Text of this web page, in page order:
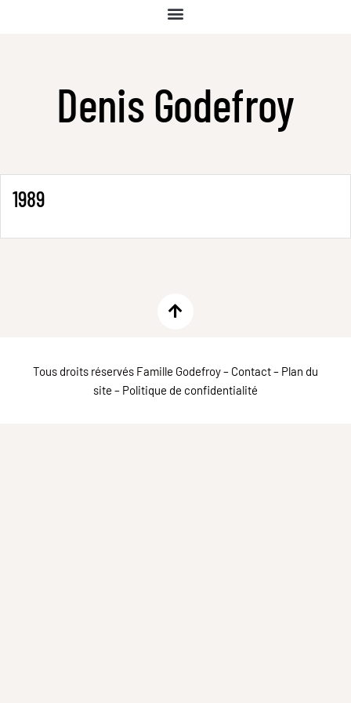
Denis Godefroy
1989
Tous droits réservés Famille Godefroy – Contact– Plan du
site – Politique de confidentialité